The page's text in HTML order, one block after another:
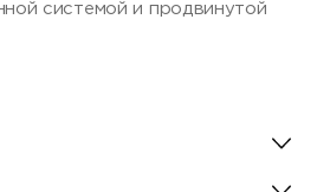
системой и продвинутой